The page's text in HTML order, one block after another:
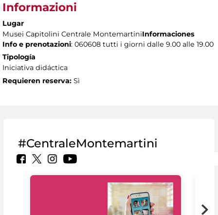
Informazioni
Lugar
Musei Capitolini Centrale MontemartiniInformaciones
Info e prenotazioni: 060608 tutti i giorni dalle 9.00 alle 19.00
Tipología
Iniciativa didáctica
Requieren reserva: Sì
#CentraleMontemartini